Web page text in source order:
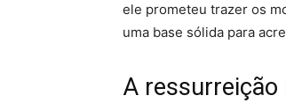
ele prometeu trazer os
uma base sólida para
A ressurreição